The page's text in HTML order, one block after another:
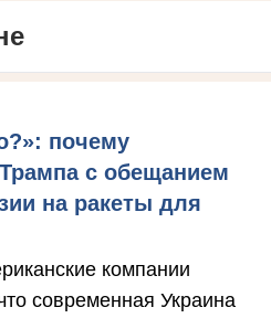
почему
с обещанием
на ракеты для
компании
современная Украина